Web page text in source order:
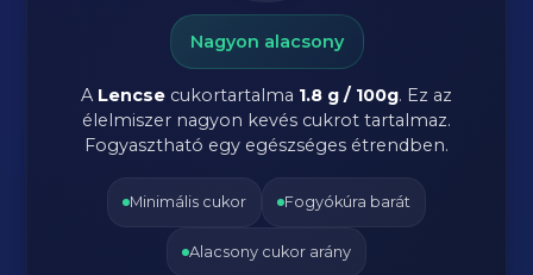
Nagyon alacsony
A Lencse cukortartalma 1.8 g / 100g. Ez az
élelmiszer nagyon kevés cukrot tartalmaz.
Fogyasztható egy egészséges étrendben.
Minimális cukor Fogyókúra barát
Alacsony cukor arány